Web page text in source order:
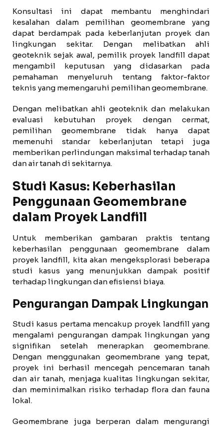
Konsultasi ini dapat membantu menghindari
kesalahan dalam pemilihan geomembrane yang
dapat berdampak pada keberlanjutan proyek dan
lingkungan sekitar. Dengan melibatkan ahli
geoteknik sejak awal, pemilik proyek landfill dapat
mengambil keputusan yang didasarkan pada
pemahaman menyeluruh tentang faktor-faktor
teknis yang memengaruhi pemilihan geomembrane.
Dengan melibatkan ahli geoteknik dan melakukan
evaluasi kebutuhan proyek dengan cermat,
pemilihan geomembrane tidak hanya dapat
memenuhi standar keberlanjutan tetapi juga
memberikan perlindungan maksimal terhadap tanah
dan air tanah di sekitarnya.
Studi Kasus: Keberhasilan
Penggunaan Geomembrane
dalam Proyek Landfill
Untuk memberikan gambaran praktis tentang
keberhasilan penggunaan geomembrane dalam
proyek landfill, kita akan mengeksplorasi beberapa
studi kasus yang menunjukkan dampak positif
terhadap lingkungan dan efisiensi biaya.
Pengurangan Dampak Lingkungan
Studi kasus pertama mencakup proyek landfill yang
mengalami pengurangan dampak lingkungan yang
signifikan setelah menerapkan geomembrane.
Dengan menggunakan geomembrane yang tepat,
proyek ini berhasil mencegah pencemaran tanah
dan air tanah, menjaga kualitas lingkungan sekitar,
dan meminimalkan risiko terhadap flora dan fauna
lokal.
Geomembrane juga berperan dalam mengurangi